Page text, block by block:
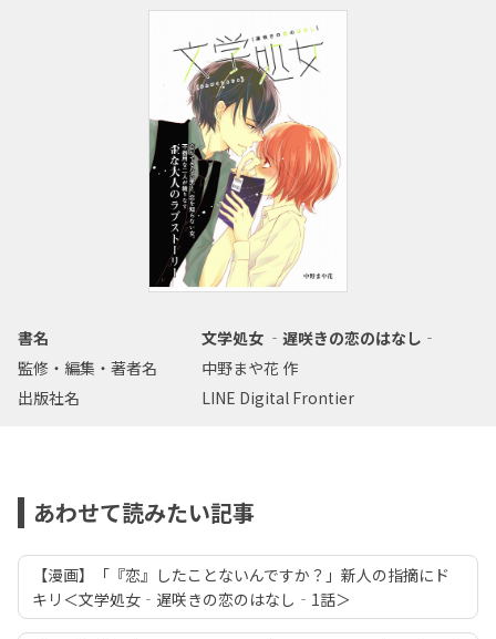
書名
文学処女 ‐遅咲きの恋のはなし‐
監修・編集・著者名
中野まや花 作
出版社名
LINE Digital Frontier
あわせて読みたい記事
【漫画】「『恋』したことないんですか？」新人の指摘にド
キリ＜文学処女‐遅咲きの恋のはなし‐1話＞